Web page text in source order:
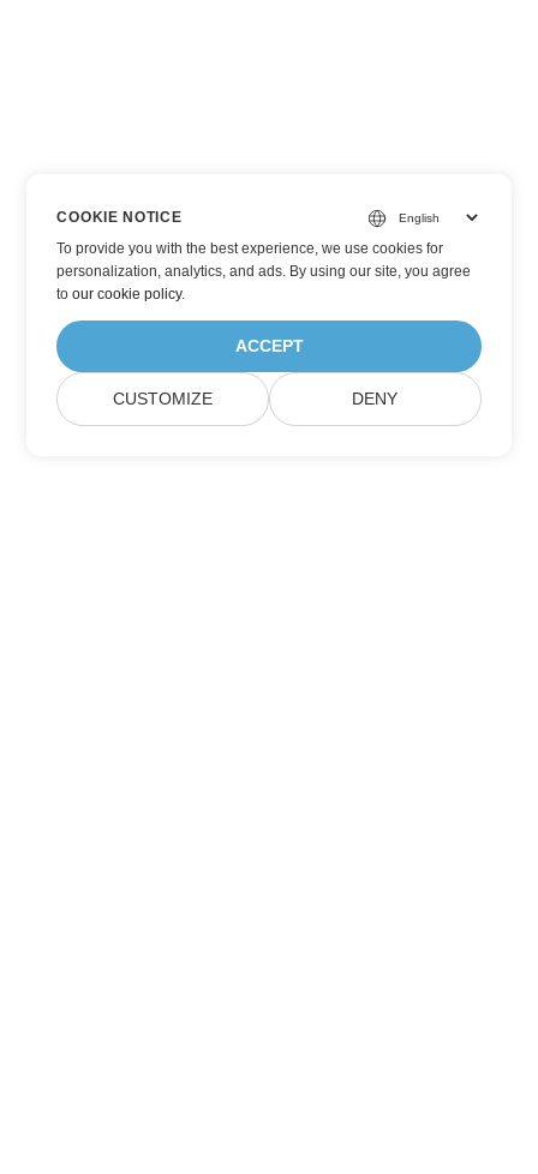
COOKIE NOTICE
To provide you with the best experience, we use cookies for
personalization, analytics, and ads. By using our site, you agree
toour cookie policy.
ACCEPT
CUSTOMIZE DENY